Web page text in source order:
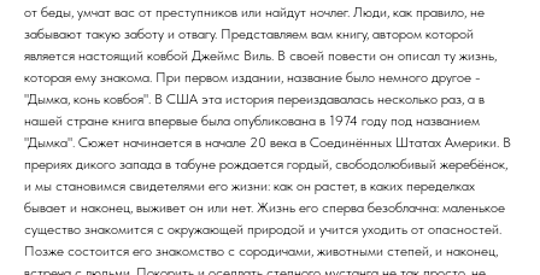
от беды, умчат вас от преступников или найдут ночлег. Люди, как правило, не
забывают такую заботу и отвагу. Представляем вам книгу, автором которой
является настоящий ковбой Джеймс Виль. В своей повести он описал ту жизнь,
которая ему знакома. При первом издании, название было немного другое -
"Дымка, конь ковбоя". В США эта история переиздавалась несколько раз, а в
нашей стране книга впервые была опубликована в 1974 году под названием
"Дымка". Сюжет начинается в начале 20 века в Соединённых Штатах Америки. В
прериях дикого запада в табуне рождается гордый, свободолюбивый жеребёнок,
и мы становимся свидетелями его жизни: как он растет, в каких переделках
бывает и наконец, выживет он или нет. Жизнь его сперва безоблачна: маленькое
существо знакомится с окружающей природой и учится уходить от опасностей.
Позже состоится его знакомство с сородичами, животными степей, и наконец,